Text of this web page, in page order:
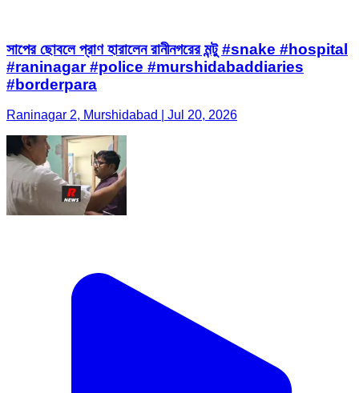
সাপের ছোবলে প্রাণ হারালেন রানীনগরের মন্টু #snake #hospital
#raninagar #police #murshidabaddiaries
#borderpara
Raninagar 2, Murshidabad | Jul 20, 2026